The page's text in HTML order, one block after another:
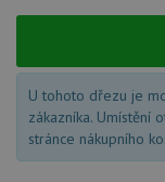
U tohoto dřezu je
zákazníka. Umístění
stránce nákupního